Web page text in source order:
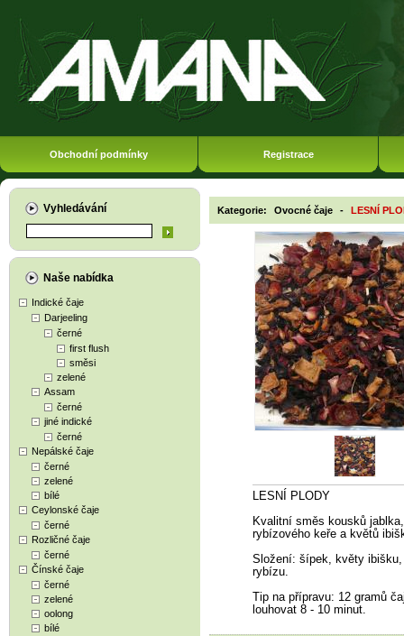
Obchodní podmínky Registrace
Vyhledávání
Naše nabídka
Indické čaje
Darjeeling
černé
first flush
směsi
zelené
Assam
černé
jiné indické
černé
Nepálské čaje
černé
zelené
bílé
Ceylonské čaje
černé
Rozličné čaje
černé
Čínské čaje
černé
zelené
oolong
bílé
Kategorie: Ovocné čaje - LESNÍ
LESNÍ PLODY
Kvalitní směs kousků
rybízového keře a květů
Složení: šípek, květy
rybízu.
Tip na přípravu: 12 gramů
louhovat 8 - 10 minut.